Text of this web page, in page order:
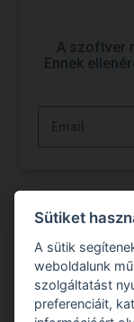
A szoftver
Ennek
Próbálja ki
Sütiket
A sütik
weboldalunk
szolgáltatást
preferenciáit,